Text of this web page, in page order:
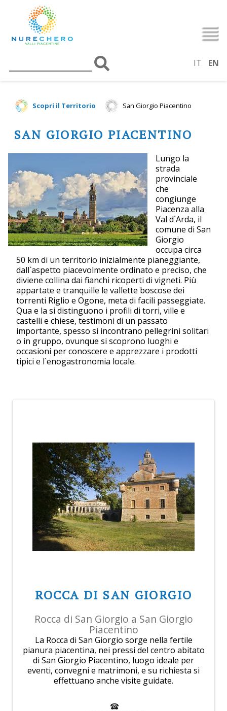
IT EN
Scopri il Territorio San Giorgio Piacentino
SAN GIORGIO PIACENTINO
Lungo la
strada
provinciale
che
congiunge
Piacenza alla
Val d`Arda, il
comune di San
Giorgio
occupa circa
50 km di un territorio inizialmente pianeggiante,
dall`aspetto piacevolmente ordinato e preciso, che
diviene collina dai fianchi ricoperti di vigneti. Più
appartate e tranquille le vallette boscose dei
torrenti Riglio e Ogone, meta di facili passeggiate.
Qua e la si distinguono i profili di torri, ville e
castelli e chiese, testimoni di un passato
importante, spesso si incontrano pellegrini solitari
o in gruppo, ovunque si scoprono luoghi e
occasioni per conoscere e apprezzare i prodotti
tipici e l`enogastronomia locale.
ROCCA DI SAN GIORGIO
Rocca di San Giorgio a San Giorgio
Piacentino
La Rocca di San Giorgio sorge nella fertile
pianura piacentina, nei pressi del centro abitato
di San Giorgio Piacentino, luogo ideale per
eventi, convegni e matrimoni, e su richiesta si
effettuano anche visite guidate.